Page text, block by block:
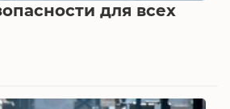
для всех